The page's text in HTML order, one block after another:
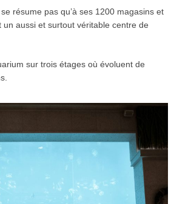
résume pas qu’à ses 1200 magasins et
un aussi et surtout véritable centre de
sur trois étages où évoluent de